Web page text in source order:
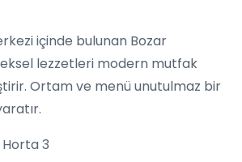
içinde bulunan Bozar
lezzetleri modern mutfak
Ortam ve menü unutulmaz bir
3